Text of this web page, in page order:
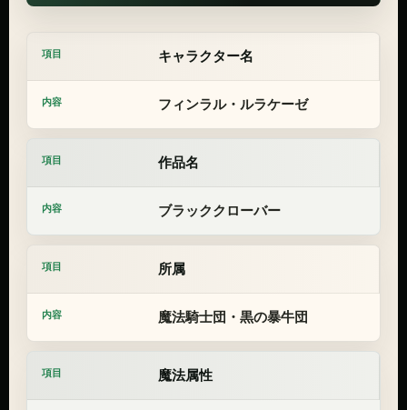
キャラクター名
フィンラル・ルラケーゼ
作品名
ブラッククローバー
所属
魔法騎士団・黒の暴牛団
魔法属性